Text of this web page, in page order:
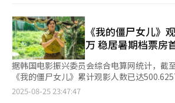
借“硬核音乐”在公告牌榜单取得亮眼成绩，
还需推出具有更广泛吸引力的热门单曲。流
为，成员亲自参与创作，将韩国元素融入音
大众接受度来看，目前仍缺乏明确的国民级
空间。
体电视（FAST）服务Samsung TV Plus在印
频道，内容涵盖新闻、电影、音乐和电视剧
放，同时提供韩流及全球热门内容。针对印
2023年起，该平台还增设了教育内容。 LG电子同样以高端OLED
电视为核心，持续拓展市场布局。旗下FAST
智能电视平台webOS的内容生态也在稳步扩
印度市场以来，LG频道为多语言背景的印度
语、旁遮普语、博杰普尔语和泰米尔语等十
2.309亿次）长期保持第一，但本片已实现反超。 即便将剧
纳入统计，《K-POP：猎魔女团》仍位列历
戏》第一季（2.652亿次）和《星期三》第一
后。奈飞通常以作品上线后91天的累计观看
排名。 该片自6月20日上线，距离统计期结束仍有约三周时间，未
来有望进一步刷新纪录。上映第10周，影片
上周榜首位，显示出稳健的全球人气。上周
片在英语及非英语电影榜单中均位列第一，
《我的僵尸女儿》
万 稳居暑期档票房
据韩国电影振兴委员会综合电算网统计，截
《我的僵尸女儿》累计观影人数已达500.6257万。 这是今
国产电影中首部达到500万观影人次的作品，
2025-08-25 23:47:47